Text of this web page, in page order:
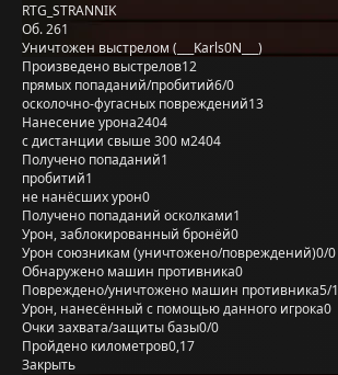
RTG_STRANNIK
Об. 261
Уничтожен выстрелом (___Karls0N___)
Произведено выстрелов12
прямых попаданий/пробитий6/0
осколочно-фугасных повреждений13
Нанесение урона2404
с дистанции свыше 300 м2404
Получено попаданий1
пробитий1
не нанёсших урон0
Получено попаданий осколками1
Урон, заблокированный бронёй0
Урон союзникам (уничтожено/повреждений)0/0
Обнаружено машин противника0
Повреждено/уничтожено машин противника5/1
Урон, нанесённый с помощью данного игрока0
Очки захвата/защиты базы0/0
Пройдено километров0,17
Закрыть